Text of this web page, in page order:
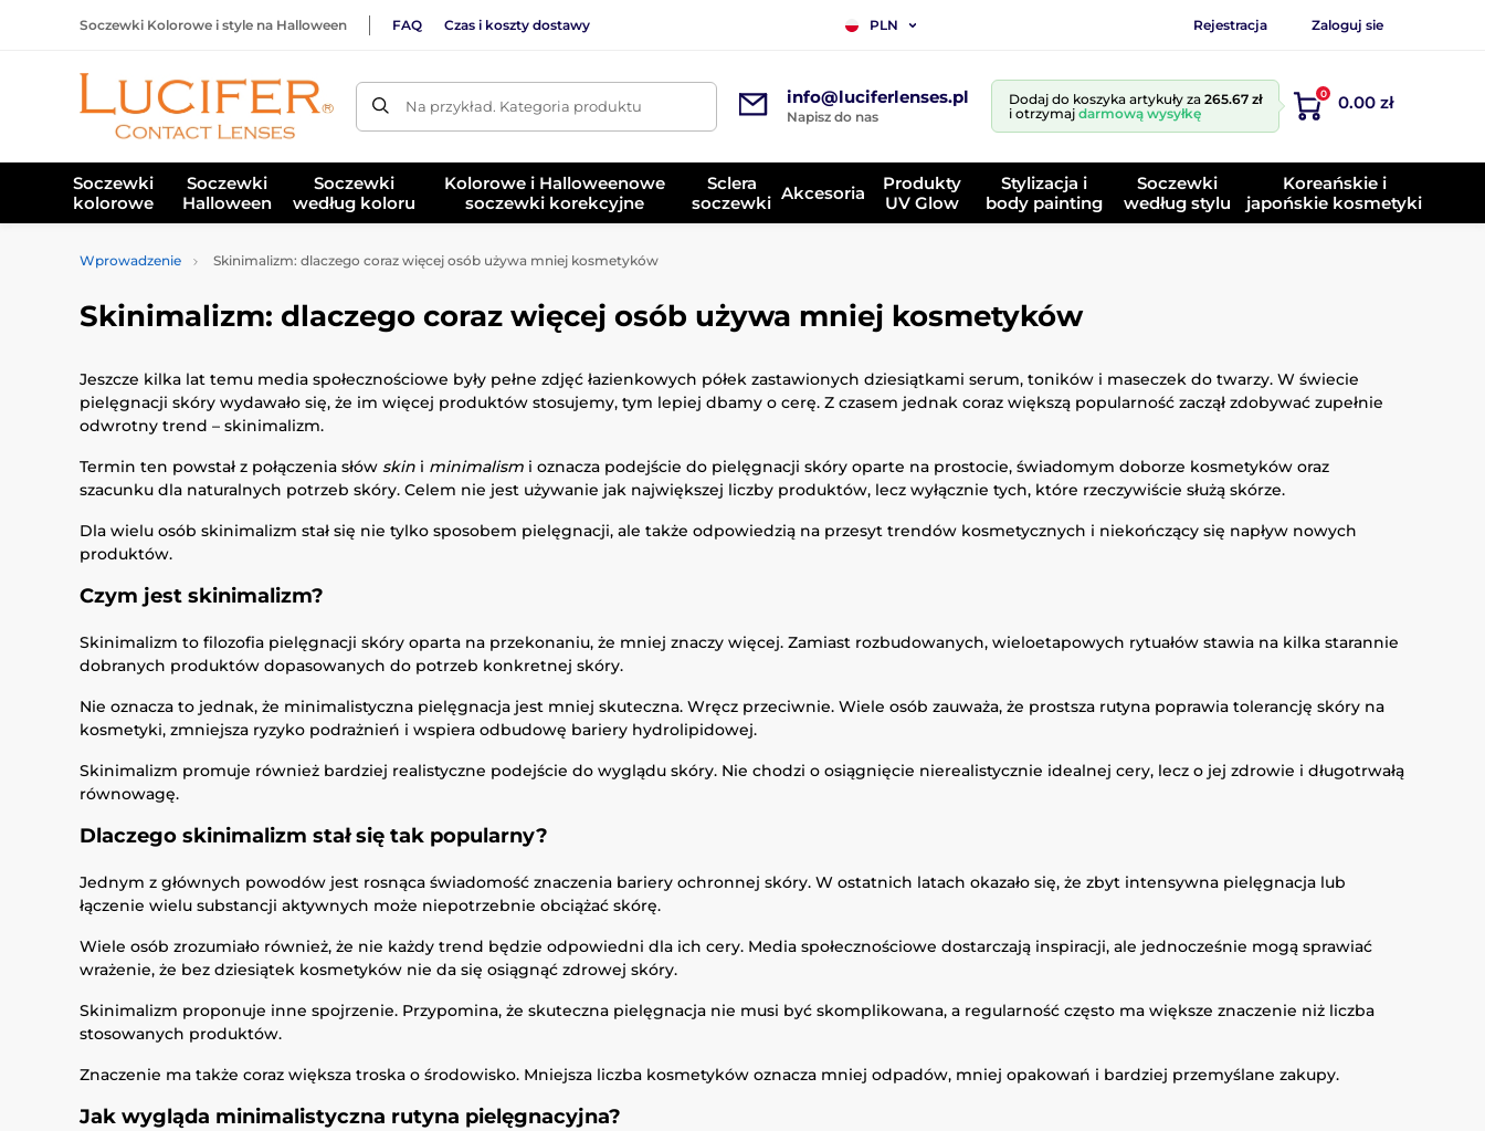
Soczewki Kolorowe i style na Halloween FAQ Czas i koszty dostawy PLN Rejestracja Zaloguj sie
Na przykład. Kategoria produktu info@luciferlenses.pl
Napisz do nas
Dodaj do koszyka artykuły za 265.67 zł
i otrzymaj darmową wysyłkę
0 0.00 zł
Soczewki
kolorowe
Soczewki
Halloween
Soczewki
według koloru
Kolorowe i Halloweenowe
soczewki korekcyjne
Sclera
soczewki Akcesoria
Produkty
UV Glow
Stylizacja i
body painting
Soczewki
według stylu
Koreańskie i
japońskie kosmetyki
Wprowadzenie Skinimalizm: dlaczego coraz więcej osób używa mniej kosmetyków
Skinimalizm: dlaczego coraz więcej osób używa mniej kosmetyków
Jeszcze kilka lat temu media społecznościowe były pełne zdjęć łazienkowych półek zastawionych dziesiątkami serum, toników i maseczek do twarzy. W świecie
pielęgnacji skóry wydawało się, że im więcej produktów stosujemy, tym lepiej dbamy o cerę. Z czasem jednak coraz większą popularność zaczął zdobywać zupełnie
odwrotny trend – skinimalizm.
Termin ten powstał z połączenia słów skin i minimalism i oznacza podejście do pielęgnacji skóry oparte na prostocie, świadomym doborze kosmetyków oraz
szacunku dla naturalnych potrzeb skóry. Celem nie jest używanie jak największej liczby produktów, lecz wyłącznie tych, które rzeczywiście służą skórze.
Dla wielu osób skinimalizm stał się nie tylko sposobem pielęgnacji, ale także odpowiedzią na przesyt trendów kosmetycznych i niekończący się napływ nowych
produktów.
Czym jest skinimalizm?
Skinimalizm to filozofia pielęgnacji skóry oparta na przekonaniu, że mniej znaczy więcej. Zamiast rozbudowanych, wieloetapowych rytuałów stawia na kilka starannie
dobranych produktów dopasowanych do potrzeb konkretnej skóry.
Nie oznacza to jednak, że minimalistyczna pielęgnacja jest mniej skuteczna. Wręcz przeciwnie. Wiele osób zauważa, że prostsza rutyna poprawia tolerancję skóry na
kosmetyki, zmniejsza ryzyko podrażnień i wspiera odbudowę bariery hydrolipidowej.
Skinimalizm promuje również bardziej realistyczne podejście do wyglądu skóry. Nie chodzi o osiągnięcie nierealistycznie idealnej cery, lecz o jej zdrowie i długotrwałą
równowagę.
Dlaczego skinimalizm stał się tak popularny?
Jednym z głównych powodów jest rosnąca świadomość znaczenia bariery ochronnej skóry. W ostatnich latach okazało się, że zbyt intensywna pielęgnacja lub
łączenie wielu substancji aktywnych może niepotrzebnie obciążać skórę.
Wiele osób zrozumiało również, że nie każdy trend będzie odpowiedni dla ich cery. Media społecznościowe dostarczają inspiracji, ale jednocześnie mogą sprawiać
wrażenie, że bez dziesiątek kosmetyków nie da się osiągnąć zdrowej skóry.
Skinimalizm proponuje inne spojrzenie. Przypomina, że skuteczna pielęgnacja nie musi być skomplikowana, a regularność często ma większe znaczenie niż liczba
stosowanych produktów.
Znaczenie ma także coraz większa troska o środowisko. Mniejsza liczba kosmetyków oznacza mniej odpadów, mniej opakowań i bardziej przemyślane zakupy.
Jak wygląda minimalistyczna rutyna pielęgnacyjna?